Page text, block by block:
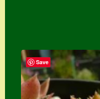
Save